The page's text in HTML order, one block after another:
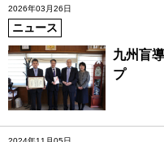
2026年03月26日
ニュース
九州盲
プ